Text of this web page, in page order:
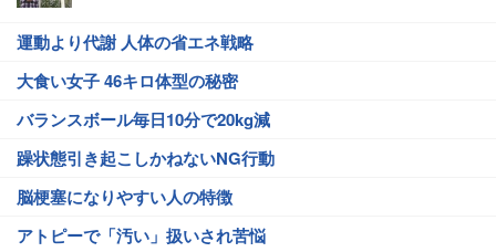
運動より代謝 人体の省エネ戦略
大食い女子 46キロ体型の秘密
バランスボール毎日10分で20kg減
躁状態引き起こしかねないNG行動
脳梗塞になりやすい人の特徴
アトピーで「汚い」扱いされ苦悩